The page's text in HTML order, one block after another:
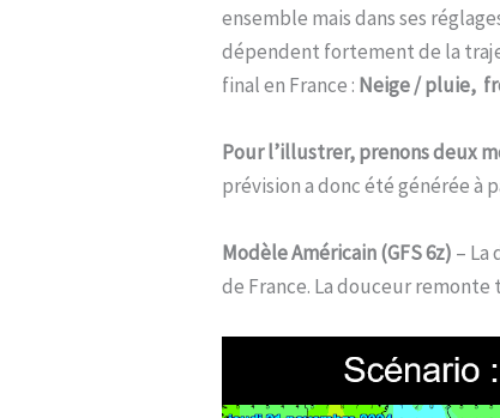
ensemble mais dans ses
dépendent fortement de la
final en France : Neige / pluie,
Pour l’illustrer, prenons deux
prévision a donc été générée à
Modèle Américain (GFS 6z) – La
de France. La douceur